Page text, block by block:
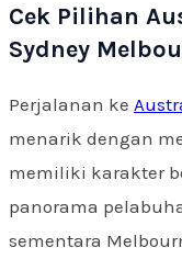
Cek Pilihan
Sydney
Perjalanan ke
menarik dengan
memiliki karakter
panorama
sementara